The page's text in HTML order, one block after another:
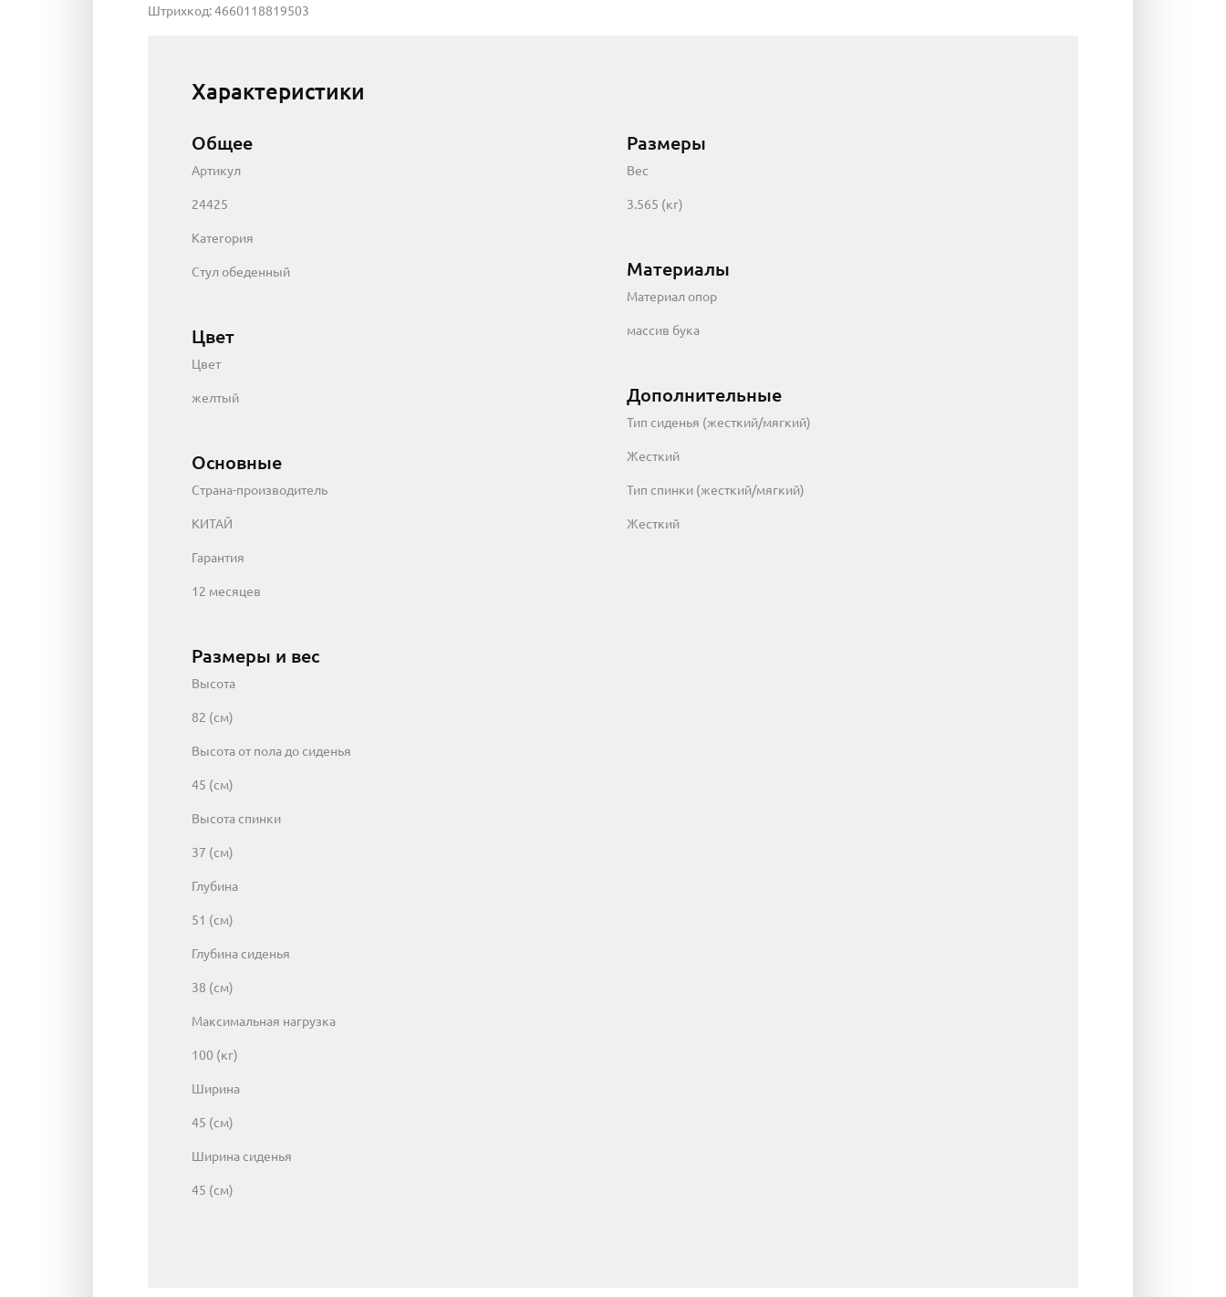
Штрихкод: 4660118819503
Характеристики
Общее
Артикул
24425
Категория
Стул обеденный
Цвет
Цвет
желтый
Основные
Страна-производитель
КИТАЙ
Гарантия
12 месяцев
Размеры и вес
Высота
82 (см)
Высота от пола до сиденья
45 (см)
Высота спинки
37 (см)
Глубина
51 (см)
Глубина сиденья
38 (см)
Максимальная нагрузка
100 (кг)
Ширина
45 (см)
Ширина сиденья
45 (см)
Размеры
Вес
3.565 (кг)
Материалы
Материал опор
массив бука
Дополнительные
Тип сиденья (жесткий/мягкий)
Жесткий
Тип спинки (жесткий/мягкий)
Жесткий